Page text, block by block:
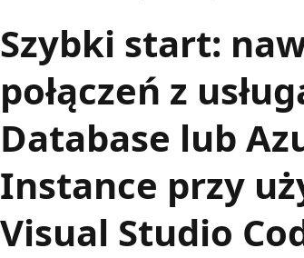
Szybki start:
połączeń z
Database lub
Instance przy
Visual Studio